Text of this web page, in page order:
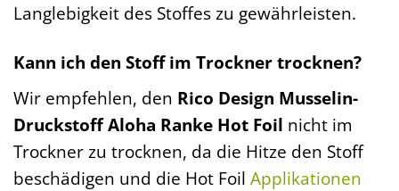
Langlebigkeit des Stoffes zu gewährleisten.
Kann ich den Stoff im Trockner trocknen?
Wir empfehlen, den Rico Design Musselin-
Druckstoff Aloha Ranke Hot Foil nicht im
Trockner zu trocknen, da die Hitze den Stoff
beschädigen und die Hot Foil Applikationen